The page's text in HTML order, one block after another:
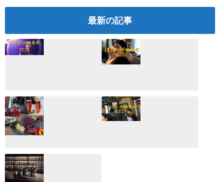
最新の記事
CLIP山形映画祭
2026：映画館派の
編集長が読む2025
年の映画ざっくり
総監
2026.02.27
CLIP山形映画祭
2025：ほぼこれく
らいしか更新して
いない変なブログ
月のホテル☆4日
間限定！クリスマ
スディナーブッフ
ェ開催☆